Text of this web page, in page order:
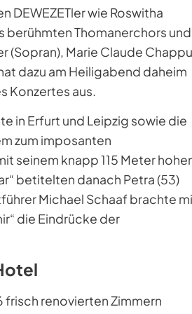
DEWEZETler wie Roswitha
berühmten Thomanerchors und
(Sopran), Marie Claude
dazu am Heiligabend daheim
Konzertes aus.
in Erfurt und Leipzig sowie die
zum imposanten
seinem knapp 115 Meter
betitelten danach Petra (53)
Michael Schaaf brachte
die Eindrücke der
frisch renovierten Zimmern